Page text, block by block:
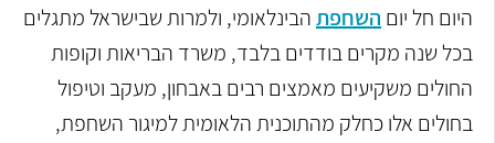
היום חל יום השחפתהבינלאומי, ולמרות שבישראל מתגלים
בכל שנה מקרים בודדים בלבד, משרד הבריאות וקופות
החולים משקיעים מאמצים רבים באבחון, מעקב וטיפול
בחולים אלו כחלק מהתוכנית הלאומית למיגור השחפת,